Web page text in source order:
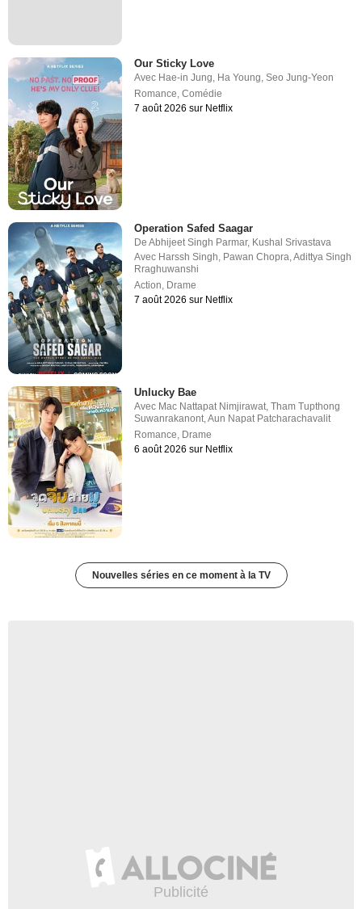
Our Sticky Love
Avec Hae-in Jung, Ha Young,Seo Jung-Yeon
Romance,Comédie
7 août 2026 sur Netflix
Operation Safed Saagar
DeAbhijeet Singh Parmar, Kushal Srivastava
Avec Harssh Singh Pawan Chopra ,Adittya Singh
Rraghuwanshi
Action Drame
7 août 2026 sur Netflix
Unlucky Bae
Avec Mac Nattapat Nimjirawat,Tham Tupthong
Suwanrakanont,Aun Napat Patcharachavalit
Romance, Drame
6 août 2026 sur Netflix
Nouvelles séries en ce moment à la TV